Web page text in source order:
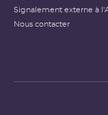
Signalement externe à
Nous contacter